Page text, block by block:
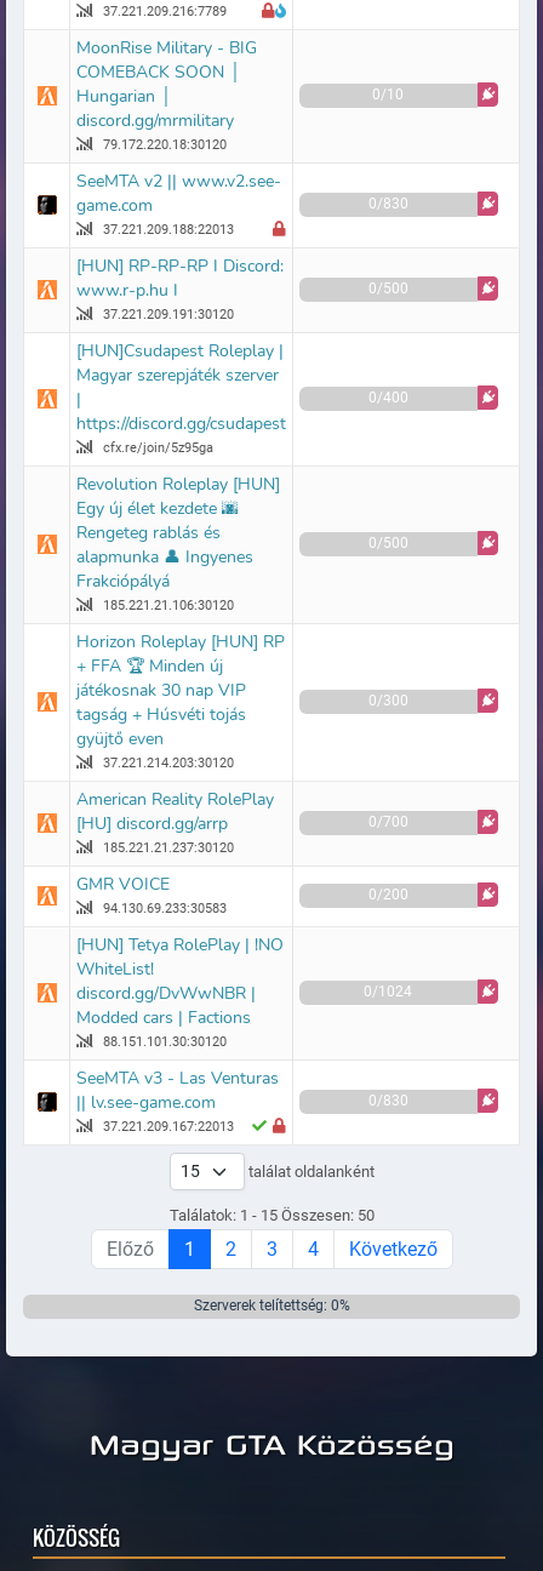
37.221.209.216:7789
MoonRise Military - BIG
COMEBACK SOON │
Hungarian │
discord.gg/mrmilitary
79.172.220.18:30120
0/10
SeeMTA v2 || www.v2.see-
game.com
37.221.209.188:22013
0/830
[HUN] RP-RP-RP I Discord:
www.r-p.hu I
37.221.209.191:30120
0/500
[HUN]Csudapest Roleplay |
Magyar szerepjáték szerver
|
https://discord.gg/csudapest
cfx.re/join/5z95ga
0/400
Revolution Roleplay [HUN]
Egy új élet kezdete 🌆
Rengeteg rablás és
alapmunka 👤 Ingyenes
Frakciópályá
185.221.21.106:30120
0/500
Horizon Roleplay [HUN] RP
+ FFA 🏆 Minden új
játékosnak 30 nap VIP
tagság + Húsvéti tojás
gyüjtő even
37.221.214.203:30120
0/300
American Reality RolePlay
[HU] discord.gg/arrp
185.221.21.237:30120
0/700
GMR VOICE
94.130.69.233:30583
0/200
[HUN] Tetya RolePlay | !NO
WhiteList!
discord.gg/DvWwNBR |
Modded cars | Factions
88.151.101.30:30120
0/1024
SeeMTA v3 - Las Venturas
|| lv.see-game.com
37.221.209.167:22013
0/830
találat oldalanként
Találatok: 1 - 15 Összesen: 50
Előző 1 2 3 4 Következő
Szerverek telítettség: 0%
Magyar GTA Közösség
KÖZÖSSÉG